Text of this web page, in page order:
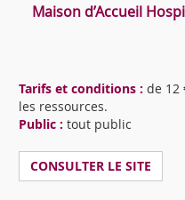
Maison d’Accueil
Tarifs et conditions : de 12
les ressources.
Public : tout public
CONSULTER LE SITE